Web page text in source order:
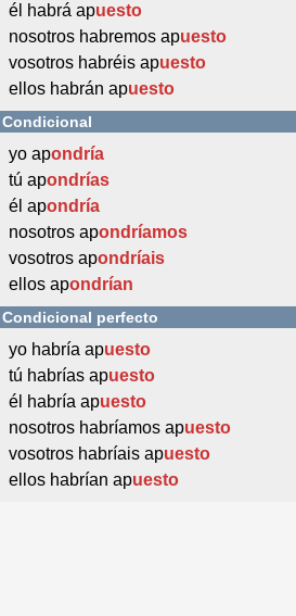
él habrá apuesto
nosotros habremos apuesto
vosotros habréis apuesto
ellos habrán apuesto
Condicional
yo apondría
tú apondrías
él apondría
nosotros apondríamos
vosotros apondríais
ellos apondrían
Condicional perfecto
yo habría apuesto
tú habrías apuesto
él habría apuesto
nosotros habríamos apuesto
vosotros habríais apuesto
ellos habrían apuesto